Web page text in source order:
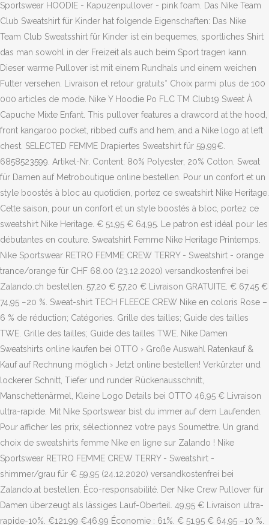
Sportswear HOODIE - Kapuzenpullover - pink foam. Das Nike Team
Club Sweatshirt für Kinder hat folgende Eigenschaften: Das Nike
Team Club Sweatsshirt für Kinder ist ein bequemes, sportliches Shirt
das man sowohl in der Freizeit als auch beim Sport tragen kann.
Dieser warme Pullover ist mit einem Rundhals und einem weichen
Futter versehen. Livraison et retour gratuits* Choix parmi plus de 100
000 articles de mode. Nike Y Hoodie Po FLC TM Club19 Sweat À
Capuche Mixte Enfant. This pullover features a drawcord at the hood,
front kangaroo pocket, ribbed cuffs and hem, and a Nike logo at left
chest. SELECTED FEMME Drapiertes Sweatshirt für 59,99€.
6858523599. Artikel-Nr. Content: 80% Polyester, 20% Cotton. Sweat
für Damen auf Metroboutique online bestellen. Pour un confort et un
style boostés à bloc au quotidien, portez ce sweatshirt Nike Heritage.
Cette saison, pour un confort et un style boostés à bloc, portez ce
sweatshirt Nike Heritage. € 51,95 € 64,95. Le patron est idéal pour les
débutantes en couture. Sweatshirt Femme Nike Heritage Printemps.
Nike Sportswear RETRO FEMME CREW TERRY - Sweatshirt - orange
trance/orange für CHF 68.00 (23.12.2020) versandkostenfrei bei
Zalando.ch bestellen. 57,20 € 57,20 € Livraison GRATUITE. € 67,45 €
74,95 −20 %. Sweat-shirt TECH FLEECE CREW Nike en coloris Rose –
6 % de réduction; Catégories. Grille des tailles; Guide des tailles
TWE. Grille des tailles; Guide des tailles TWE. Nike Damen
Sweatshirts online kaufen bei OTTO › Große Auswahl Ratenkauf &
Kauf auf Rechnung möglich › Jetzt online bestellen! Verkürzter und
lockerer Schnitt, Tiefer und runder Rückenausschnitt,
Manschettenärmel, Kleine Logo Details bei OTTO 46,95 € Livraison
ultra-rapide. Mit Nike Sportswear bist du immer auf dem Laufenden.
Pour afficher les prix, sélectionnez votre pays Soumettre. Un grand
choix de sweatshirts femme Nike en ligne sur Zalando ! Nike
Sportswear RETRO FEMME CREW TERRY - Sweatshirt -
shimmer/grau für € 59,95 (24.12.2020) versandkostenfrei bei
Zalando.at bestellen. Éco-responsabilité. Der Nike Crew Pullover für
Damen überzeugt als lässiges Lauf-Oberteil. 49,95 € Livraison ultra-
rapide-10%. €121.99 €46.99 Économie : 61%. € 51,95 € 64,95 −10 %.